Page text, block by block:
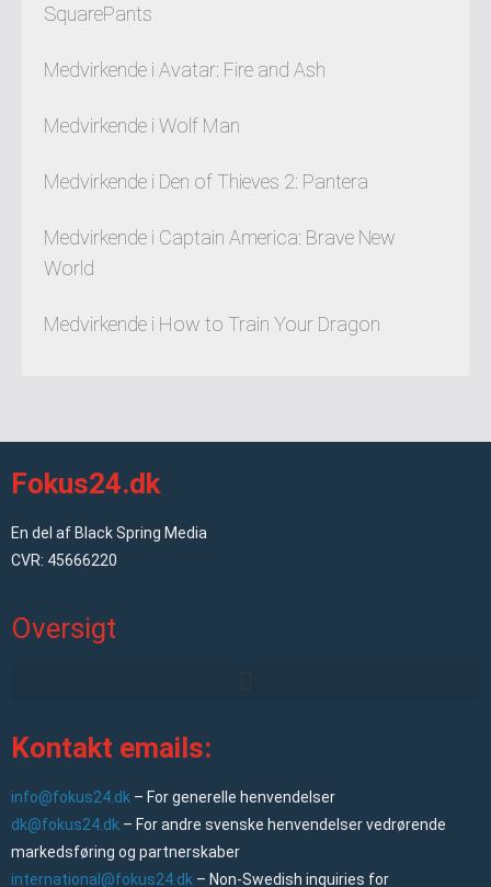
SquarePants
Medvirkende i Avatar: Fire and Ash
Medvirkende i Wolf Man
Medvirkende i Den of Thieves 2: Pantera
Medvirkende i Captain America: Brave New
World
Medvirkende i How to Train Your Dragon
Fokus24.dk
En del af Black Spring Media
CVR: 45666220
Oversigt
Kontakt emails:
info@fokus24.dk – For generelle henvendelser
dk@fokus24.dk – For andre svenske henvendelser vedrørende
markedsføring og partnerskaber
international@fokus24.dk – Non-Swedish inquiries for